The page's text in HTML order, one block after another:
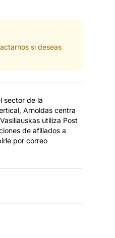
si deseas
sector de la
Arnoldas centra
utiliza Post
de afiliados a
por correo